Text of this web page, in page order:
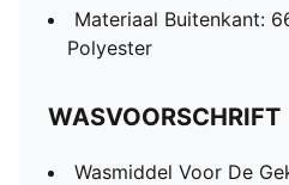
Materiaal Buitenkant:
Polyester
WASVOORSCHRIFT
Wasmiddel Voor De